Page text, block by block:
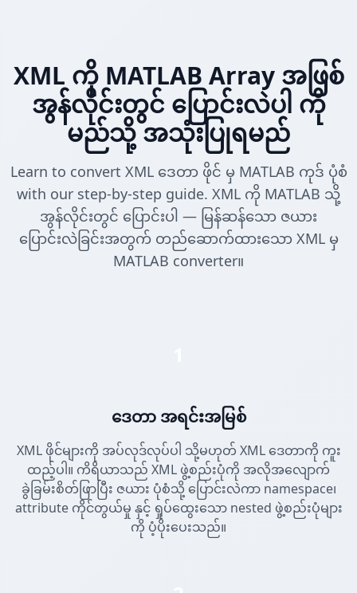
XML ကို MATLAB Array အဖြစ်
အွန်လိုင်းတွင် ပြောင်းလဲပါ ကို
မည်သို့ အသုံးပြုရမည်
Learn to convert XML ဒေတာ ဖိုင် မှ MATLAB ကုဒ် ပုံစံ
with our step-by-step guide. XML ကို MATLAB သို့
အွန်လိုင်းတွင် ပြောင်းပါ — မြန်ဆန်သော ဇယား
ပြောင်းလဲခြင်းအတွက် တည်ဆောက်ထားသော XML မှ
MATLAB converter။
ဒေတာ အရင်းအမြစ်
XML ဖိုင်များကို အပ်လုဒ်လုပ်ပါ သို့မဟုတ် XML ဒေတာကို ကူး
ထည့်ပါ။ ကိရိယာသည် XML ဖွဲ့စည်းပုံကို အလိုအလျောက်
ခွဲခြမ်းစိတ်ဖြာပြီး ဇယား ပုံစံသို့ ပြောင်းလဲကာ namespace၊
attribute ကိုင်တွယ်မှု နှင့် ရှုပ်ထွေးသော nested ဖွဲ့စည်းပုံများ
ကို ပံ့ပိုးပေးသည်။